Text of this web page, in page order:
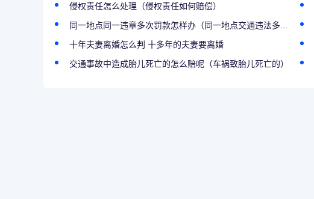
侵权责任怎么处理（侵权责任如何赔偿）
同一地点同一违章多次罚款怎样办（同一地点交通违法多...
十年夫妻离婚怎么判 十多年的夫妻要离婚
交通事故中造成胎儿死亡的怎么赔呢（车祸致胎儿死亡的）